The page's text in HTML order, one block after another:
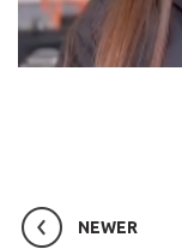
NEWER